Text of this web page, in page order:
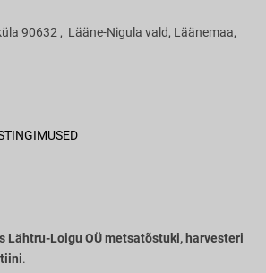
90632 , Lääne-Nigula vald, Läänemaa,
Lähtru-Loigu OÜ metsatõstuki, harvesteri
.